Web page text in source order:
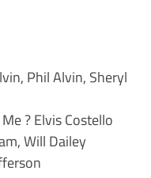
Phil Alvin, Sheryl
? Elvis Costello
Will Dailey